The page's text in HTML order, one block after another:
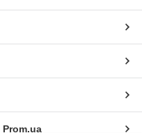
Prom.ua